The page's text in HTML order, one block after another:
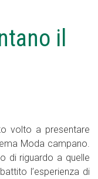
il
volto a presentare
Moda campano.
di riguardo a quelle
l’esperienza di